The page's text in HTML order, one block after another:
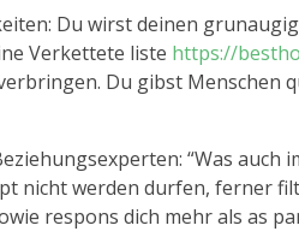
Du wirst deinen
Verkettete liste https://
Du gibst Menschen
“Was
nicht werden durfen, ferner
respons dich mehr als as